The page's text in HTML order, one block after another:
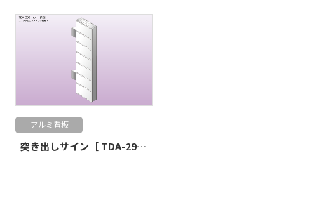
アルミ看板
突き出しサイン［ TDA-295 ］